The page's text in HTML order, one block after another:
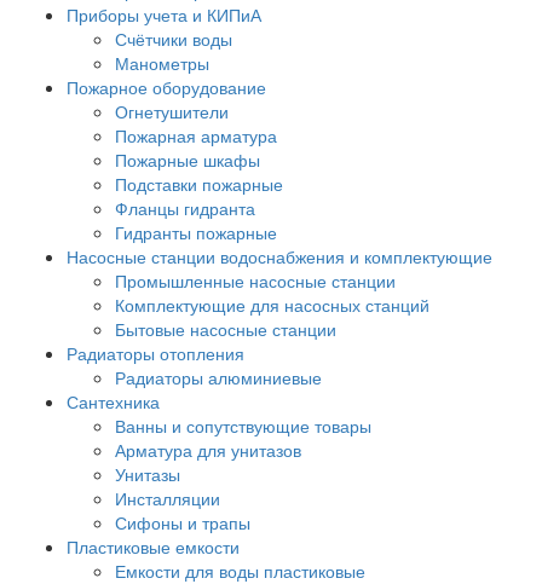
Приборы учета и КИПиА
Счётчики воды
Манометры
Пожарное оборудование
Огнетушители
Пожарная арматура
Пожарные шкафы
Подставки пожарные
Фланцы гидранта
Гидранты пожарные
Насосные станции водоснабжения и комплектующие
Промышленные насосные станции
Комплектующие для насосных станций
Бытовые насосные станции
Радиаторы отопления
Радиаторы алюминиевые
Сантехника
Ванны и сопутствующие товары
Арматура для унитазов
Унитазы
Инсталляции
Сифоны и трапы
Пластиковые емкости
Емкости для воды пластиковые